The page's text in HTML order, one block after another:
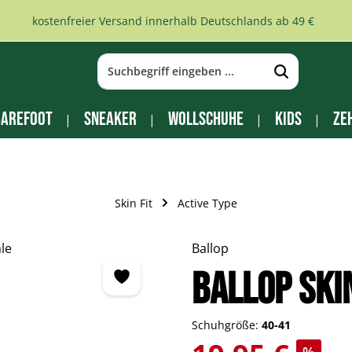
kostenfreier Versand innerhalb Deutschlands ab 49 €
Sneaker Wollschuhe Kids
Skin Fit Active Type
Ballop
BALLOP
Schuhgröße: 40-41
Verkaufspreis: